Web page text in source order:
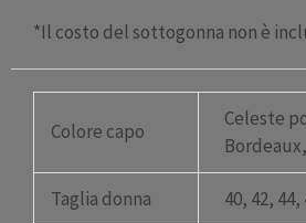
*Il costo del sottogonna non è
Colore capo
Celeste
Taglia donna 40, 42, 44,